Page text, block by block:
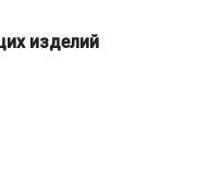
изделий